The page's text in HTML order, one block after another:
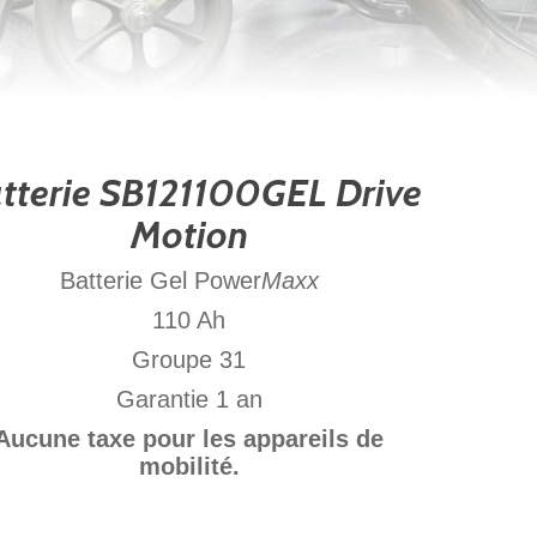
SB121100GEL Drive
Motion
Batterie Gel PowerMaxx
110 Ah
Groupe 31
Garantie 1 an
taxe pour les appareils de
mobilité.